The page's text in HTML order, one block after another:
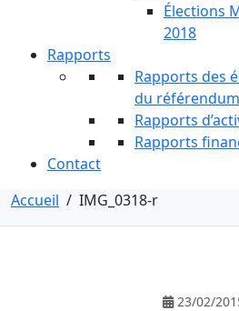
Élections
2018
Rapports
Rapports des
du référendum
Rapports
Rapports
Contact
Accueil / IMG_0318-r
23/02/